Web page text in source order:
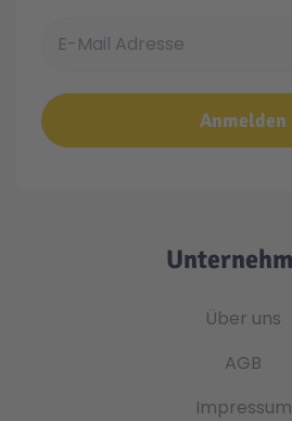
Anmelden
Über uns
AGB
Impressum